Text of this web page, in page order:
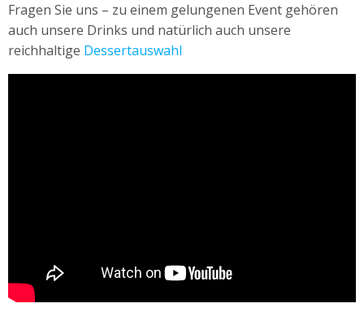
Fragen Sie uns – zu einem gelungenen Event gehören
auch unsere Drinks und natürlich auch unsere
reichhaltige Dessertauswahl